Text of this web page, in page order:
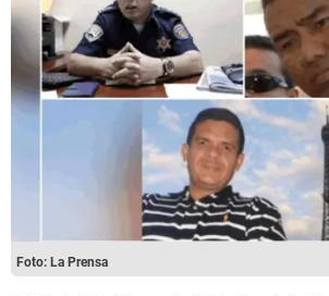
Foto: La Prensa